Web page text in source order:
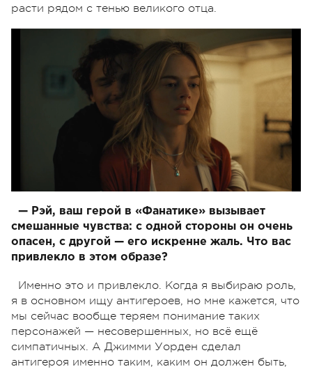
расти рядом с тенью великого отца.
— Рэй, ваш герой в «Фанатике» вызывает
смешанные чувства: с одной стороны он очень
опасен, с другой — его искренне жаль. Что вас
привлекло в этом образе?
Именно это и привлекло. Когда я выбираю роль,
я в основном ищу антигероев, но мне кажется, что
мы сейчас вообще теряем понимание таких
персонажей — несовершенных, но всё ещё
симпатичных. А Джимми Уорден сделал
антигероя именно таким, каким он должен быть,